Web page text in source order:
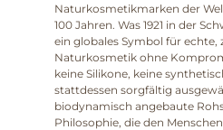
Naturkosmetikmarken der
100 Jahren. Was 1921 in der
ein globales Symbol für echte,
Naturkosmetik ohne
keine Silikone, keine
stattdessen sorgfältig
biodynamisch angebaute
Philosophie, die den